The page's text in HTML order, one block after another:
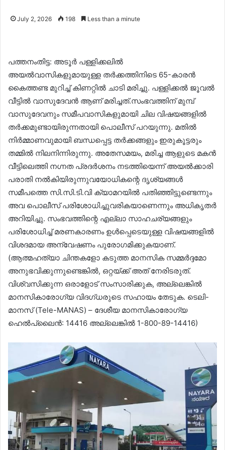
July 2, 2026 198 Less than a minute
പത്തനംതിട്ട: അടൂർ പള്ളിക്കലിൽ
അയൽവാസികളുമായുള്ള തർക്കത്തിനിടെ 65-കാരൻ
കൈത്തണ്ട മുറിച്ച് കിണറ്റിൽ ചാടി മരിച്ചു. പള്ളിക്കൽ ജൂവൽ
വീട്ടിൽ വാസുദേവൻ ആണ് മരിച്ചത്.സംഭവത്തിന് മുമ്പ്
വാസുദേവനും സമീപവാസികളുമായി ചില വിഷയങ്ങളിൽ
തർക്കമുണ്ടായിരുന്നതായി പൊലീസ് പറയുന്നു. മതിൽ
നിർമ്മാണവുമായി ബന്ധപ്പെട്ട തർക്കങ്ങളും ഇരുകൂട്ടരും
തമ്മിൽ നിലനിന്നിരുന്നു. അതേസമയം, മരിച്ച ആളുടെ മകൻ
വീട്ടിലെത്തി നഗ്നത പ്രദർശനം നടത്തിയെന്ന് അയൽക്കാരി
പരാതി നൽകിയിരുന്നുവയോധികന്റെ ദൃശ്യങ്ങൾ
സമീപത്തെ സി.സി.ടി.വി ക്യാമറയിൽ പതിഞ്ഞിട്ടുണ്ടെന്നും
അവ പൊലീസ് പരിശോധിച്ചുവരികയാണെന്നും അധികൃതർ
അറിയിച്ചു. സംഭവത്തിന്റെ എല്ലാ സാഹചര്യങ്ങളും
പരിശോധിച്ച് മരണകാരണം ഉൾപ്പെടെയുള്ള വിഷയങ്ങളിൽ
വിശദമായ അന്വേഷണം പുരോഗമിക്കുകയാണ്.
(ആത്മഹത്യാ ചിന്തകളോ കടുത്ത മാനസിക സമ്മർദ്ദമോ
അനുഭവിക്കുന്നുണ്ടെങ്കിൽ, ഒറ്റയ്‌ക്ക് അത് നേരിടരുത്.
വിശ്വസിക്കുന്ന ഒരാളോട് സംസാരിക്കുക, അല്ലെങ്കിൽ
മാനസികാരോഗ്യ വിദഗ്ധരുടെ സഹായം തേടുക. ടെലി-
മാനസ് (Tele-MANAS) – ദേശീയ മാനസികാരോഗ്യ
ഹെൽപ്‌ലൈൻ: 14416 അല്ലെങ്കിൽ 1-800-89-14416)